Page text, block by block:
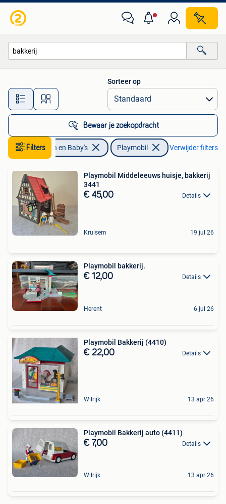
Alle afstanden…
Sorteer op
Bewaar je zoekopdracht
Filters
Kinderen en Baby's Playmobil Verwijder filters
Playmobil Middeleeuws huisje, bakkerij
3441
€ 45,00 Details
Kruisem 19 jul 26
Playmobil bakkerij.
€ 12,00 Details
Herent 6 jul 26
Playmobil Bakkerij (4410)
€ 22,00 Details
Wilrijk 13 apr 26
Playmobil Bakkerij auto (4411)
€ 7,00 Details
Wilrijk 13 apr 26